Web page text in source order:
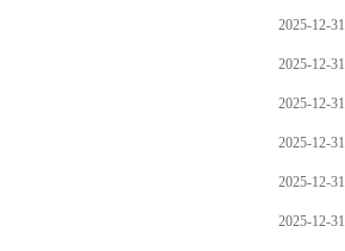
2025-12-31
2025-12-31
2025-12-31
2025-12-31
2025-12-31
2025-12-31